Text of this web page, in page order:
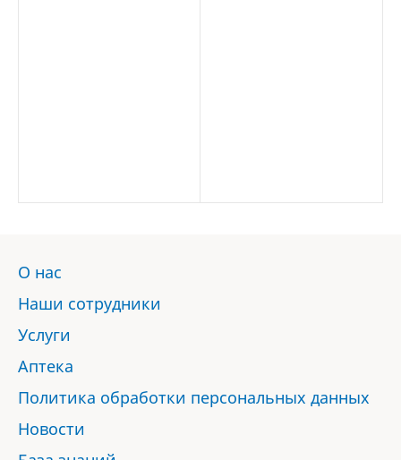
О нас
Наши сотрудники
Услуги
Аптека
Политика обработки персональных данных
Новости